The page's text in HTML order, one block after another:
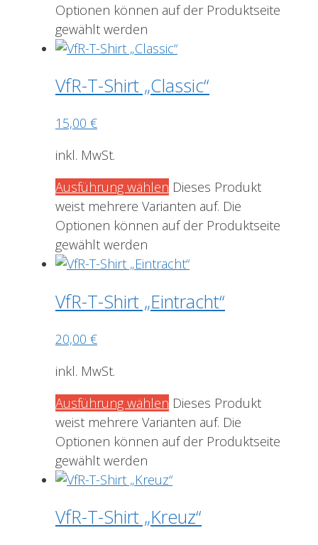
Optionen können auf der Produktseite
gewählt werden
VfR-T-Shirt „Classic“
15,00 €
inkl. MwSt.
Ausführung wählen Dieses Produkt
weist mehrere Varianten auf. Die
Optionen können auf der Produktseite
gewählt werden
VfR-T-Shirt „Eintracht“
20,00 €
inkl. MwSt.
Ausführung wählen Dieses Produkt
weist mehrere Varianten auf. Die
Optionen können auf der Produktseite
gewählt werden
VfR-T-Shirt „Kreuz“